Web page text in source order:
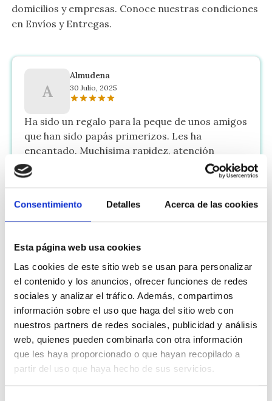
Consentimiento Detalles Acerca de las cookies
Esta página web usa cookies
Las cookies de este sitio web se usan para personalizar
el contenido y los anuncios, ofrecer funciones de redes
sociales y analizar el tráfico. Además, compartimos
información sobre el uso que haga del sitio web con
nuestros partners de redes sociales, publicidad y análisis
web, quienes pueden combinarla con otra información
que les haya proporcionado o que hayan recopilado a
partir del uso que haya hecho de sus servicios.
domicilios y empresas. Conoce nuestras condiciones
en Envíos y Entregas.
A
Almudena
30 Julio, 2025
Ha sido un regalo para la peque de unos amigos
que han sido papás primerizos. Les ha
encantado. Muchísima rapidez, atención
inmediata, ya que tuve unas dudas, y todo
perfecto. Lo recomiendo 100%
Antonio
Muy bonita!
L 11 Junio, 2025
La cogí en color verde porque era muy
diferente a las otras y por salirme un poco de